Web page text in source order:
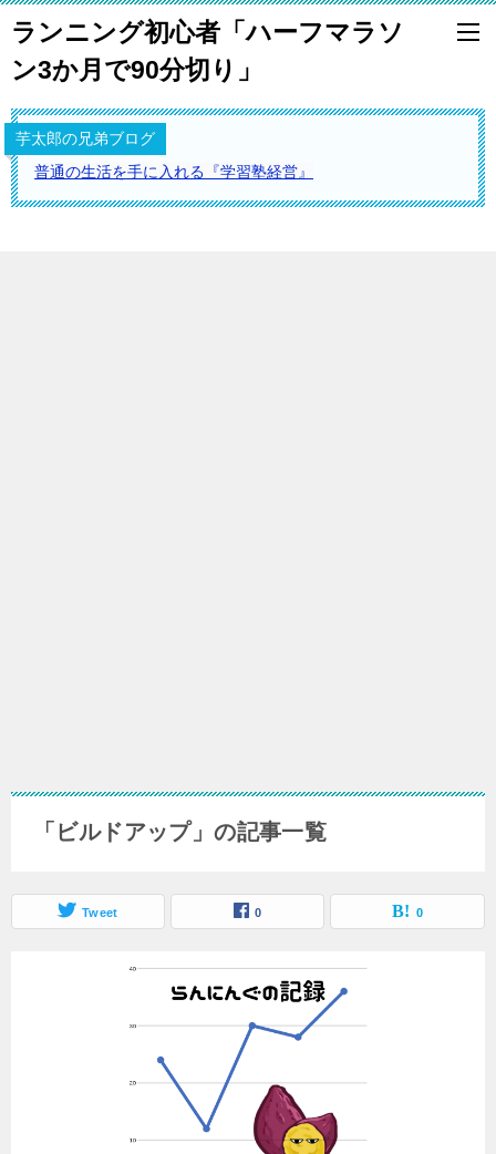
ランニング初心者「ハーフマラソ
ン3か月で90分切り」
芋太郎の兄弟ブログ
普通の生活を手に入れる『学習塾経営』
「ビルドアップ」の記事一覧
Tweet 0 0